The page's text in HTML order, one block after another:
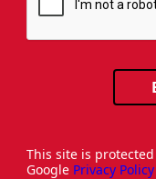
This site is protected
Google Privacy Policy